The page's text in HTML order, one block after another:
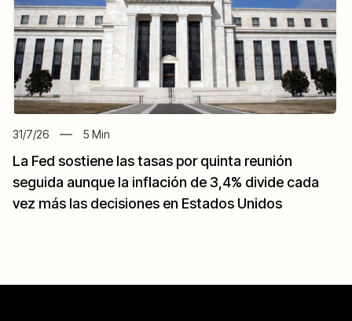
31/7/26 5 Min
La Fed sostiene las tasas por quinta reunión
seguida aunque la inflación de 3,4% divide cada
vez más las decisiones en Estados Unidos